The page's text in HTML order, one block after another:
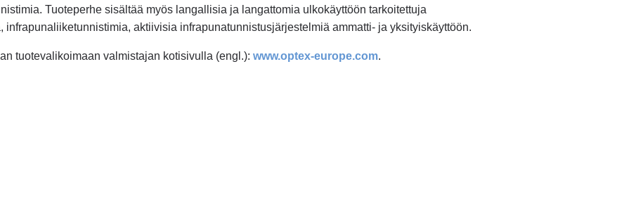
Tuoteperhe sisältää myös langallisia ja langattomia ulkokäyttöön tarkoitettuja
infrapunaliiketunnistimia, aktiivisia infrapunatunnistusjärjestelmiä ammatti- ja yksityiskäyttöön.
tuotevalikoimaan valmistajan kotisivulla (engl.): www.optex-europe.com.